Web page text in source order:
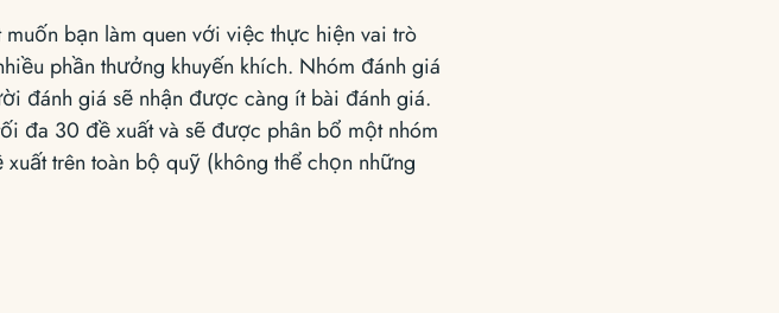
bạn làm quen với việc thực hiện vai trò
phần thưởng khuyến khích. Nhóm đánh giá
đánh giá sẽ nhận được càng ít bài đánh giá.
đa 30 đề xuất và sẽ được phân bổ một nhóm
trên toàn bộ quỹ (không thể chọn những